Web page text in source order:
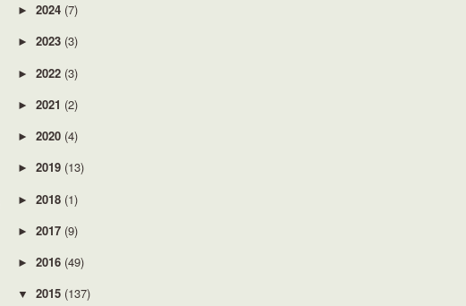
► 2024 (7)
► 2023 (3)
► 2022 (3)
► 2021 (2)
► 2020 (4)
► 2019 (13)
► 2018 (1)
► 2017 (9)
► 2016 (49)
▼ 2015 (137)